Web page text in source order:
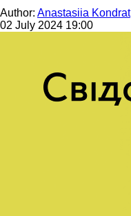
Author: Anastasiia Kondrat
02 July 2024 19:00